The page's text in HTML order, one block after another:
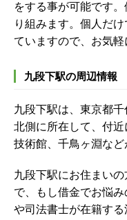
をする事が可能です。
り組みます。個人だ
ていますので、お気軽
九段下駅の周辺情報
九段下駅は、東京都
北側に所在して、付
技術館、千鳥ヶ淵など
九段下駅にお住まい
で、もし借金でお悩
や司法書士が在籍す